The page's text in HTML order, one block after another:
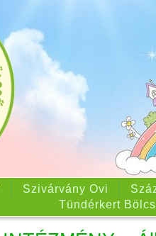
Szivárvány Ovi
Tündérkert